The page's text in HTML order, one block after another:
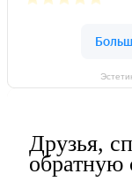
Друзья,
обратную